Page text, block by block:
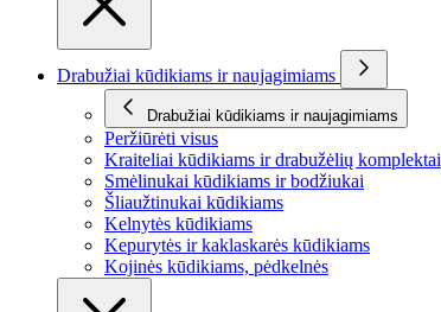
Drabužiai kūdikiams ir naujagimiams
Drabužiai kūdikiams ir naujagimiams
Peržiūrėti visus
Kraiteliai kūdikiams ir drabužėlių komplektai
Smėlinukai kūdikiams ir bodžiukai
Šliaužtinukai kūdikiams
Kelnytės kūdikiams
Kepurytės ir kaklaskarės kūdikiams
Kojinės kūdikiams, pėdkelnės